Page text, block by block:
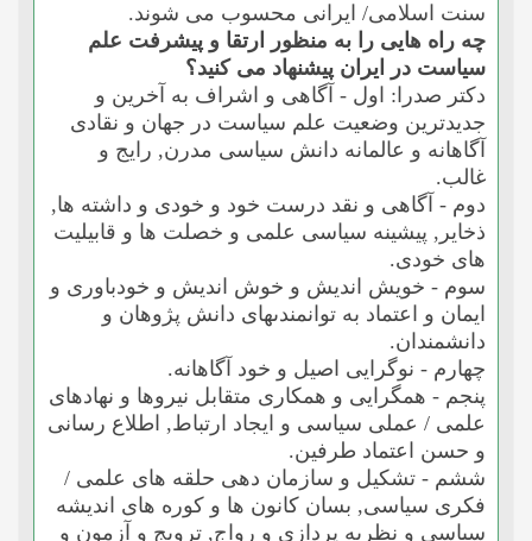
سنت اسلامى/ ایرانى محسوب مى شوند.
چه راه هایى را به منظور ارتقا و پیشرفت علم
سیاست در ایران پیشنهاد مى کنید؟
دکتر صدرا: اول - آگاهى و اشراف به آخرین و
جدیدترین وضعیت علم سیاست در جهان و نقادى
آگاهانه و عالمانه دانش سیاسى مدرن, رایج و
غالب.
دوم - آگاهى و نقد درست خود و خودى و داشته ها,
ذخایر, پیشینه سیاسى علمى و خصلت ها و قابیلیت
هاى خودى.
سوم - خویش اندیش و خوش اندیش و خودباورى و
ایمان و اعتماد به توانمندىهاى دانش پژوهان و
دانشمندان.
چهارم - نوگرایى اصیل و خود آگاهانه.
پنجم - همگرایى و همکارى متقابل نیروها و نهادهاى
علمى / عملى سیاسى و ایجاد ارتباط, اطلاع رسانى
و حسن اعتماد طرفین.
ششم - تشکیل و سازمان دهى حلقه هاى علمى /
فکرى سیاسى, بسان کانون ها و کوره هاى اندیشه
سیاسى و نظریه پردازى و رواج, ترویج و آزمون و